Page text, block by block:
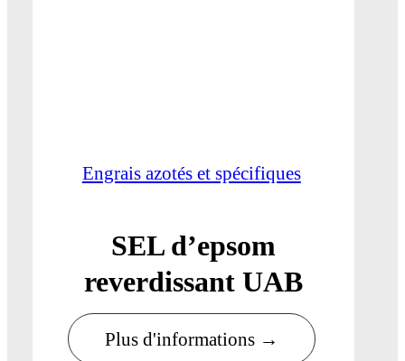
Engrais azotés et spécifiques
SEL d’epsom
reverdissant UAB
Plus d'informations →